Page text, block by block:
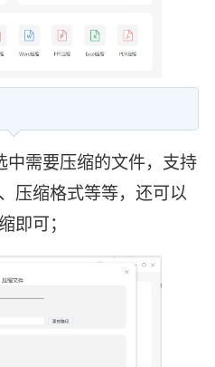
中需要压缩的文件，支持
压缩格式等等，还可以
即可；